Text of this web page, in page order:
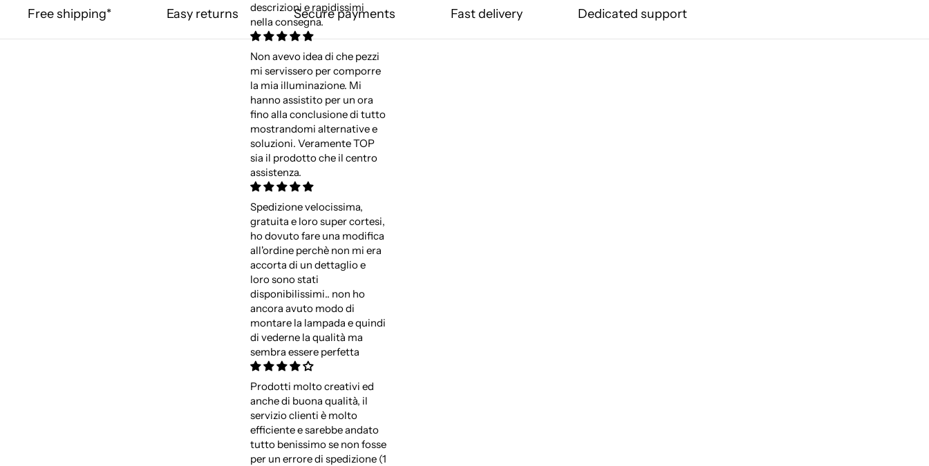
descrizioni e rapidissimi
nella consegna.
Non avevo idea di che pezzi
mi servissero per comporre
la mia illuminazione. Mi
hanno assistito per un ora
fino alla conclusione di tutto
mostrandomi alternative e
soluzioni. Veramente TOP
sia il prodotto che il centro
assistenza.
Spedizione velocissima,
gratuita e loro super cortesi,
ho dovuto fare una modifica
all'ordine perchè non mi era
accorta di un dettaglio e
loro sono stati
disponibilissimi.. non ho
ancora avuto modo di
montare la lampada e quindi
di vederne la qualità ma
sembra essere perfetta
Prodotti molto creativi ed
anche di buona qualità, il
servizio clienti è molto
efficiente e sarebbe andato
tutto benissimo se non fosse
per un errore di spedizione (1
Free shipping* Easy returns Secure payments Fast delivery Dedicated support